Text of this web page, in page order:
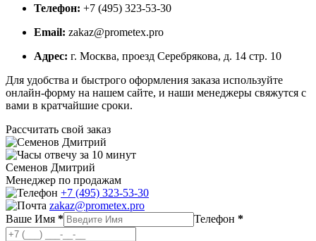
Телефон: +7 (495) 323-53-30
Email: zakaz@prometex.pro
Адрес: г. Москва, проезд Серебрякова, д. 14 стр. 10
Для удобства и быстрого оформления заказа используйте
онлайн-форму на нашем сайте, и наши менеджеры свяжутся с
вами в кратчайшие сроки.
Рассчитать свой заказ
отвечу за 10 минут
Семенов Дмитрий
Менеджер по продажам
+7 (495) 323-53-30
zakaz@prometex.pro
Ваше Имя * Телефон *